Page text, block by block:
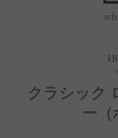
クラシック
ー（